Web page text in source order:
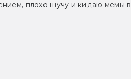
плохо шучу и кидаю мемы в